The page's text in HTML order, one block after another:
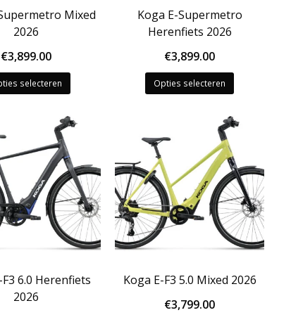
Mixed
2026
€3,899.00
selecteren
Dit
meerdere
variaties.
optie
kan
gekozen
worden
op
de
productpagina
Koga E-Supermetro
Herenfiets 2026
€3,899.00
Opties selecteren
Dit
meerdere
variaties.
optie
kan
gekozen
worden
op
de
productpagina
F3 6.0 Herenfiets
2026
Koga E-F3 5.0 Mixed 2026
€3,799.00